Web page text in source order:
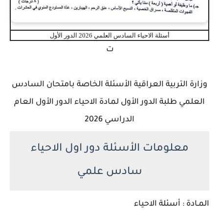
أسئلة الاحياء السادس العلمي 2026 الدور الأول
ت
وزارة التربية العراقية الأسئلة الخاصة بامتحان السادس
العلمي طلبة الدور الأول لمادة الاحياء الدور الأول العام
الدراسي 2026
معلومات الأسئلة دور اول الاحياء
سادس علمي
المـادة : أسئلة الاحياء